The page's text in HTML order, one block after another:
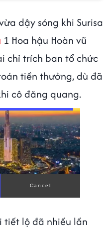
dậy sóng khi Surisa
1 Hoa hậu Hoàn vũ
chỉ trích ban tổ chức
tiền thưởng, dù đã
cô đăng quang.
Cancel
tiết lộ đã nhiều lần